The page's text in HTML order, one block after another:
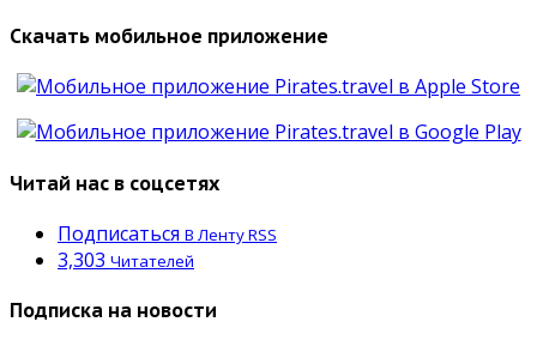
Скачать мобильное приложение
Читай нас в соцсетях
Подписаться В Ленту RSS
3,303 Читателей
Подписка на новости